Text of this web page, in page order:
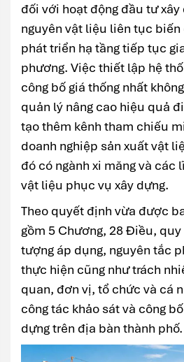
đối với hoạt động đầu tư
nguyên vật liệu liên tục biến
phát triển hạ tầng tiếp tục
phương. Việc thiết lập hệ
công bố giá thống nhất
quản lý nâng cao hiệu quả
tạo thêm kênh tham chiếu
doanh nghiệp sản xuất vật
đó có ngành xi măng và các
vật liệu phục vụ xây dựng.
Theo quyết định vừa được
gồm 5 Chương, 28 Điều,
tượng áp dụng, nguyên tắc
thực hiện cũng như trách
quan, đơn vị, tổ chức và cá
công tác khảo sát và công
dựng trên địa bàn thành phố.